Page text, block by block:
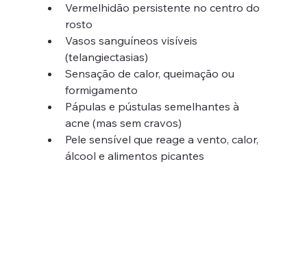
Vermelhidão persistente no centro do
rosto
Vasos sanguíneos visíveis
(telangiectasias)
Sensação de calor, queimação ou
formigamento
Pápulas e pústulas semelhantes à
acne (mas sem cravos)
Pele sensível que reage a vento, calor,
álcool e alimentos picantes